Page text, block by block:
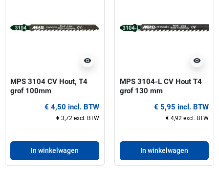
visibility
MPS 3104 CV Hout, T4
grof 100mm
€ 4,50 incl. BTW
€ 3,72 excl. BTW
In winkelwagen
visibility
MPS 3104-L CV Hout T4
grof 130 mm
€ 5,95 incl. BTW
€ 4,92 excl. BTW
In winkelwagen